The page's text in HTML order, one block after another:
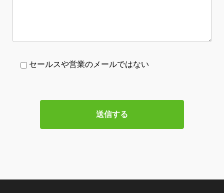
セールスや営業のメールではない